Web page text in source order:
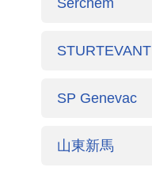
STURTEVANT
SP Genevac
山東新馬